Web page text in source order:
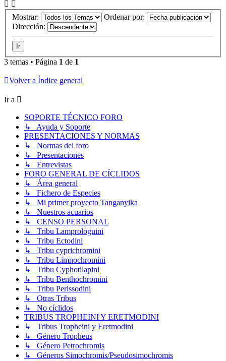
Mostrar:
Ordenar por:
Dirección:
3 temas • Página 1 de 1
Volver a Índice general
Ir a
SOPORTE TÉCNICO FORO
↳ Ayuda y Soporte
PRESENTACIONES Y NORMAS
↳ Normas del foro
↳ Presentaciones
↳ Entrevistas
FORO GENERAL DE CÍCLIDOS
↳ Área general
↳ Fichero de Especies
↳ Mi primer proyecto Tanganyika
↳ Nuestros acuarios
↳ CENSO PERSONAL
↳ Tribu Lamprologuini
↳ Tribu Ectodini
↳ Tribu cyprichromini
↳ Tribu Limnochromini
↳ Tribu Cyphotilapini
↳ Tribu Benthochromini
↳ Tribu Perissodini
↳ Otras Tribus
↳ No cíclidos
TRIBUS TROPHEINI Y ERETMODINI
↳ Tribus Tropheini y Eretmodini
↳ Género Tropheus
↳ Género Petrochromis
↳ Géneros Simochromis/Pseudosimochromis